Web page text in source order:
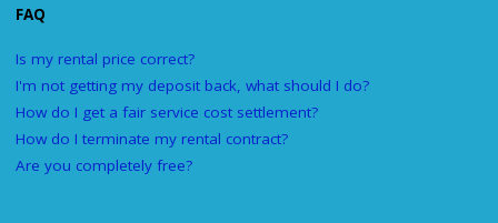
FAQ
Is my rental price correct?
I'm not getting my deposit back, what should I do?
How do I get a fair service cost settlement?
How do I terminate my rental contract?
Are you completely free?